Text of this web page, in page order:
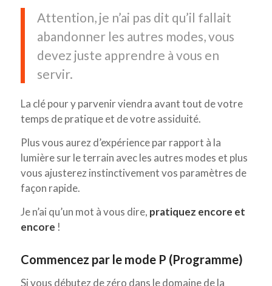
Attention, je n’ai pas dit qu’il fallait
abandonner les autres modes, vous
devez juste apprendre à vous en
servir.
La clé pour y parvenir viendra avant tout de votre
temps de pratique et de votre assiduité.
Plus vous aurez d’expérience par rapport à la
lumière sur le terrain avec les autres modes et plus
vous ajusterez instinctivement vos paramètres de
façon rapide.
Je n’ai qu’un mot à vous dire, pratiquez encore et
encore !
Commencez par le mode P (Programme)
Si vous débutez de zéro dans le domaine de la